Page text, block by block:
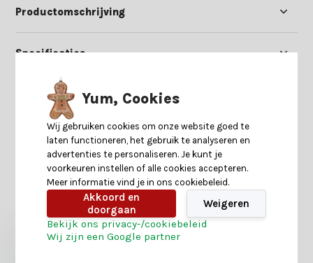
Productomschrijving
Specificaties
Reviews
Heb je nog interesse in deze recent bekeken
Yum, Cookies
Wij gebruiken cookies om onze website goed te
laten functioneren, het gebruik te analyseren en
advertenties te personaliseren. Je kunt je
voorkeuren instellen of alle cookies accepteren.
Meer informatie vind je in ons cookiebeleid.
Akkoord en
doorgaan
Weigeren
Bekijk ons privacy-/cookiebeleid
Wij zijn een Google partner